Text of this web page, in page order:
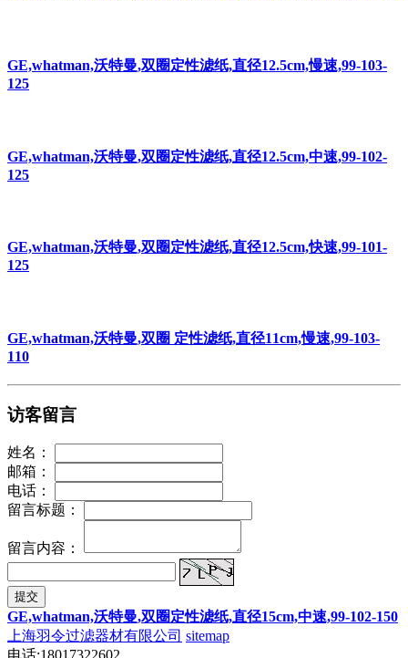
GE,whatman,沃特曼,双圈定性滤纸,直径12.5cm,慢速,99-103-
125
GE,whatman,沃特曼,双圈定性滤纸,直径12.5cm,中速,99-102-
125
GE,whatman,沃特曼,双圈定性滤纸,直径12.5cm,快速,99-101-
125
GE,whatman,沃特曼,双圈 定性滤纸,直径11cm,慢速,99-103-
110
访客留言
姓名：
邮箱：
电话：
留言标题：
留言内容：
提交
GE,whatman,沃特曼,双圈定性滤纸,直径15cm,中速,99-102-150
上海羽令过滤器材有限公司 sitemap